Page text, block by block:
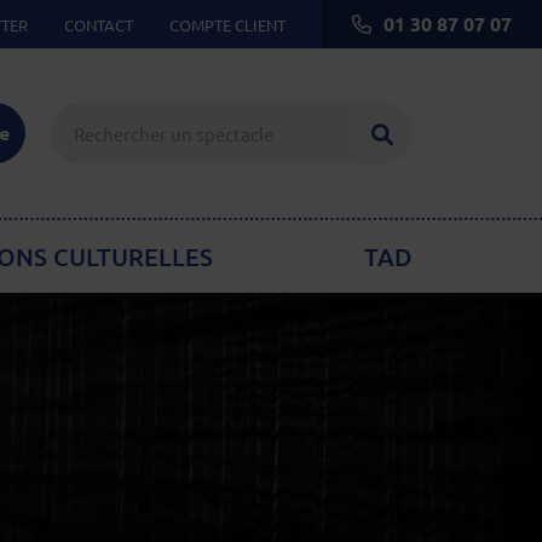
CONTACT COMPTE CLIENT 01 30 87 07 07
CULTURELLES TAD